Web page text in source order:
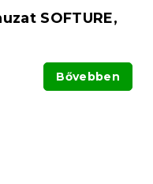
SOFTURE,
Bővebben